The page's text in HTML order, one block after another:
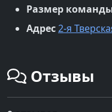
Размер
Адрес2-я
Отзывы